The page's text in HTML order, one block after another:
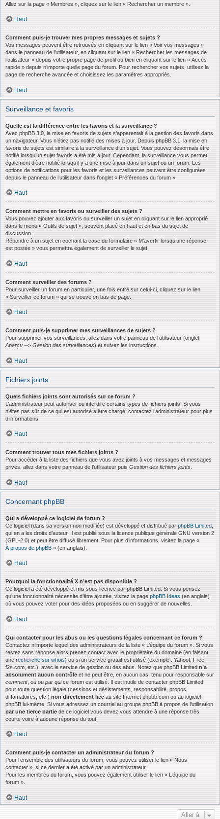
Allez sur la page « Membres », cliquez sur le lien « Rechercher un membre ».
Haut
Comment puis-je trouver mes propres messages et sujets ?
Vos messages peuvent être retrouvés en cliquant sur le lien « Voir vos messages »
dans le panneau de l’utilisateur, en cliquant sur le lien « Rechercher les messages de
l’utilisateur » depuis votre propre page de profil ou bien en cliquant sur le lien « Accès
rapide » depuis n’importe quelle page du forum. Pour rechercher vos sujets, utilisez la
page de recherche avancée et choisissez les paramètres appropriés.
Haut
Surveillance et favoris
Quelle est la différence entre les favoris et la surveillance ?
Avec phpBB 3.0, la mise en favoris de sujets s’apparentait à la gestion des favoris dans
un navigateur. Vous n’étiez pas notifié des mises à jour. Depuis phpBB 3.1, la mise en
favoris de sujets est similaire à la surveillance d’un sujet. Vous pouvez désormais être
notifié lorsqu’un sujet favoris a été mis à jour. Cependant, la surveillance vous permet
également d’être notifié lorsqu’il y a une mise à jour dans un sujet ou un forum. Les
options de notifications pour les favoris et les surveillances peuvent être configurées
depuis le panneau de l’utilisateur dans l’onglet « Préférences du forum ».
Haut
Comment mettre en favoris ou surveiller des sujets ?
Vous pouvez ajouter aux favoris ou surveiller un sujet en cliquant sur le lien approprié
dans le menu « Outils de sujet », souvent placé en haut et en bas du sujet de
discussion.
Répondre à un sujet en cochant la case du formulaire « M’avertir lorsqu’une réponse
est postée » vous permettra également de surveiller le sujet.
Haut
Comment surveiller des forums ?
Pour surveiller un forum en particulier, une fois entré sur celui-ci, cliquez sur le lien
« Surveiller ce forum » qui se trouve en bas de page.
Haut
Comment puis-je supprimer mes surveillances de sujets ?
Pour supprimer vos surveillances, allez dans votre panneau de l’utilisateur (onglet
Aperçu --> Gestion des surveillances) et suivez les instructions.
Haut
Fichiers joints
Quels fichiers joints sont autorisés sur ce forum ?
L’administrateur peut autoriser ou interdire certains types de fichiers joints. Si vous
n’êtes pas sûr de ce qui est autorisé à être chargé, contactez l’administrateur pour plus
d’informations.
Haut
Comment trouver tous mes fichiers joints ?
Pour accéder à la liste des fichiers que vous avez joints à vos messages et messages
privés, allez dans votre panneau de l’utilisateur puis Gestion des fichiers joints
Haut
Concernant phpBB
Qui a développé ce logiciel de forum ?
Ce logiciel (dans sa version non modifiée) est développé et distribué par phpBB Limited
qui en a les droits d’auteur. Il est publié sous la licence publique générale GNU version 2
(GPL-2.0) et peut être diffusé librement. Pour plus d’informations, visitez la page «
À propos de phpBB » (en anglais).
Haut
Pourquoi la fonctionnalité X n’est pas disponible ?
Ce logiciel a été développé et mis sous licence par phpBB Limited. Si vous pensez
qu’une fonctionnalité nécessite d’être ajoutée, visitez la page phpBB Ideas (en anglais)
où vous pouvez voter pour des idées proposées ou en suggérer de nouvelles.
Haut
Qui contacter pour les abus ou les questions légales concernant ce forum ?
Contactez n’importe lequel des administrateurs de la liste « L’équipe du forum ». Si vous
restez sans réponse alors prenez contact avec le propriétaire du domaine (en faisant
une recherche sur whois) ou si un service gratuit est utilisé (exemple : Yahoo!, Free,
f2s.com, etc.), avec le service de gestion ou des abus. Notez que phpBB Limited n’a
absolument aucun contrôle et ne peut être, en aucun cas, tenu pour responsable sur
comment, où ou par quice forum est utilisé. Il est inutile de contacter phpBB Limited
pour toute question légale (cessions et désistements, responsabilité, propos
diffamatoires, etc.) non directement liée au site Internet phpbb.com ou au logiciel
phpBB lui-même. Si vous adressez un courriel au groupe phpBB à propos de l’utilisation
par une tierce partie de ce logiciel vous devez vous attendre à une réponse très
courte voire à aucune réponse du tout.
Haut
Comment puis-je contacter un administrateur du forum ?
Pour l’ensemble des utilisateurs du forum, vous pouvez utiliser le lien « Nous
contacter », si ce dernier a été activé par un administrateur.
Pour les membres du forum, vous pouvez également utiliser le lien « L’équipe du
forum ».
Haut
Aller à